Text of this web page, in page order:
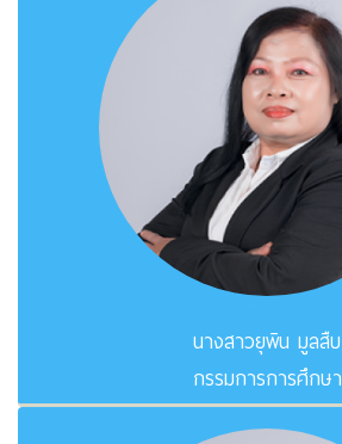
นางสาวยุพิน มูลสืบ
กรรมการการศึกษา